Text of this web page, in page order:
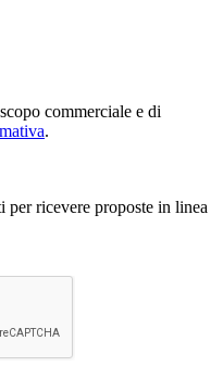
commerciale e di
.
per ricevere proposte in linea